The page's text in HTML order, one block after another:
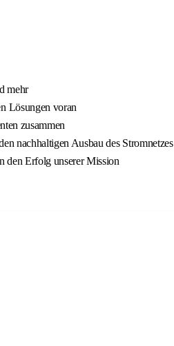
mehr
Lösungen voran
zusammen
nachhaltigen Ausbau des Stromnetzes
den Erfolg unserer Mission